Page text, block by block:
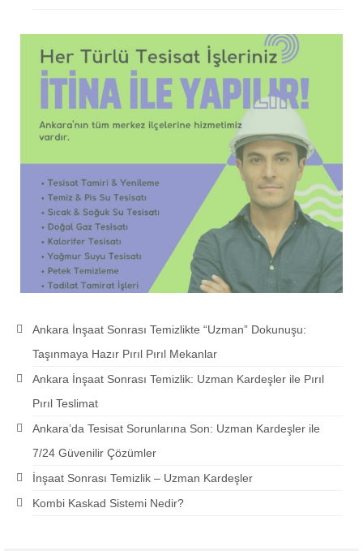
Ankara İnşaat Sonrası Temizlikte “Uzman” Dokunuşu:
Taşınmaya Hazır Pırıl Pırıl Mekanlar
Ankara İnşaat Sonrası Temizlik: Uzman Kardeşler ile Pırıl
Pırıl Teslimat
Ankara’da Tesisat Sorunlarına Son: Uzman Kardeşler ile
7/24 Güvenilir Çözümler
İnşaat Sonrası Temizlik – Uzman Kardeşler
Kombi Kaskad Sistemi Nedir?